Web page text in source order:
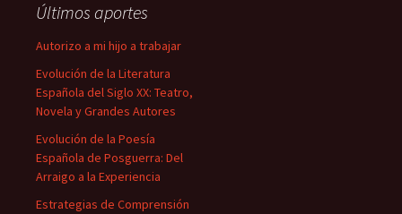
Últimos aportes
Autorizo a mi hijo a trabajar
Evolución de la Literatura
Española del Siglo XX: Teatro,
Novela y Grandes Autores
Evolución de la Poesía
Española de Posguerra: Del
Arraigo a la Experiencia
Estrategias de Comprensión